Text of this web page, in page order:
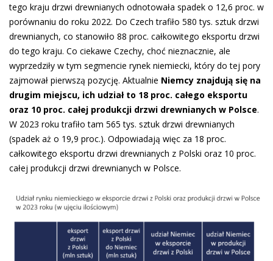
tego kraju drzwi drewnianych odnotowała spadek o 12,6 proc. w
porównaniu do roku 2022. Do Czech trafiło 580 tys. sztuk drzwi
drewnianych, co stanowiło 88 proc. całkowitego eksportu drzwi
do tego kraju. Co ciekawe Czechy, choć nieznacznie, ale
wyprzedziły w tym segmencie rynek niemiecki, który do tej pory
zajmował pierwszą pozycję. Aktualnie Niemcy znajdują się na
drugim miejscu, ich udział to 18 proc. całego eksportu
oraz 10 proc. całej produkcji drzwi drewnianych w Polsce.
W 2023 roku trafiło tam 565 tys. sztuk drzwi drewnianych
(spadek aż o 19,9 proc.). Odpowiadają więc za 18 proc.
całkowitego eksportu drzwi drewnianych z Polski oraz 10 proc.
całej produkcji drzwi drewnianych w Polsce.